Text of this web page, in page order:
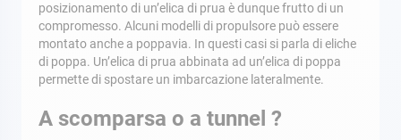
posizionamento di un’elica di prua è dunque frutto di un
compromesso. Alcuni modelli di propulsore può essere
montato anche a poppavia. In questi casi si parla di eliche
di poppa. Un’elica di prua abbinata ad un’elica di poppa
permette di spostare un imbarcazione lateralmente.
A scomparsa o a tunnel ?